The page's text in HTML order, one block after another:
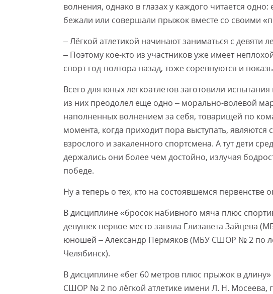
волнения, однако в глазах у каждого читается
бежали или совершали прыжок вместе со своими
– Лёгкой атлетикой начинают заниматься с девяти
– Поэтому кое-кто из участников уже имеет
спорт год-полтора назад, тоже соревнуются и
Всего для юных легкоатлетов заготовили
из них преодолел еще одно – морально-волевой
наполненных волнением за себя, товарищей по
момента, когда приходит пора выступать,
взрослого и закаленного спортсмена. А тут дети
держались они более чем достойно, излучая
победе.
Ну а теперь о тех, кто на состоявшемся
В дисциплине «бросок набивного мяча плюс
девушек первое место заняла Елизавета Зайцева
юношей – Александр Пермяков (МБУ СШОР № 2 по
Челябинск).
В дисциплине «бег 60 метров плюс прыжок в
СШОР № 2 по лёгкой атлетике имени Л. Н. Мосеева,